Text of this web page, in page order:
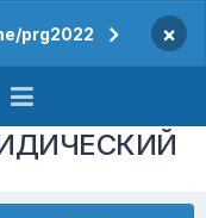
prg2022 ×